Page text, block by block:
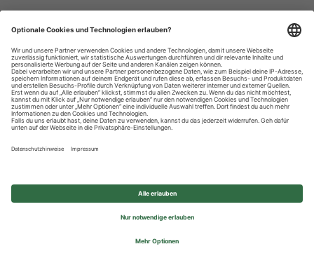
Datenschutzhinweise
Impressum
Privatsphäre-Einstellungen
© 2026 REWE Group - All rights reserved